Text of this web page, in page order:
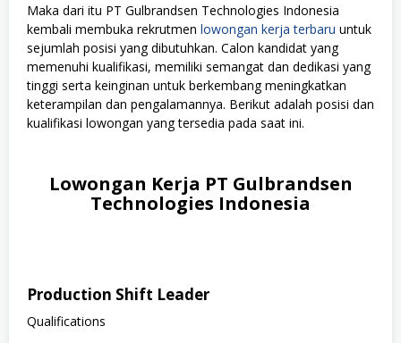
Maka dari itu PT Gulbrandsen Technologies Indonesia
kembali membuka rekrutmen lowongan kerja terbaru untuk
sejumlah posisi yang dibutuhkan. Calon kandidat yang
memenuhi kualifikasi, memiliki semangat dan dedikasi yang
tinggi serta keinginan untuk berkembang meningkatkan
keterampilan dan pengalamannya. Berikut adalah posisi dan
kualifikasi lowongan yang tersedia pada saat ini.
Lowongan Kerja PT Gulbrandsen
Technologies Indonesia
Production Shift Leader
Qualifications